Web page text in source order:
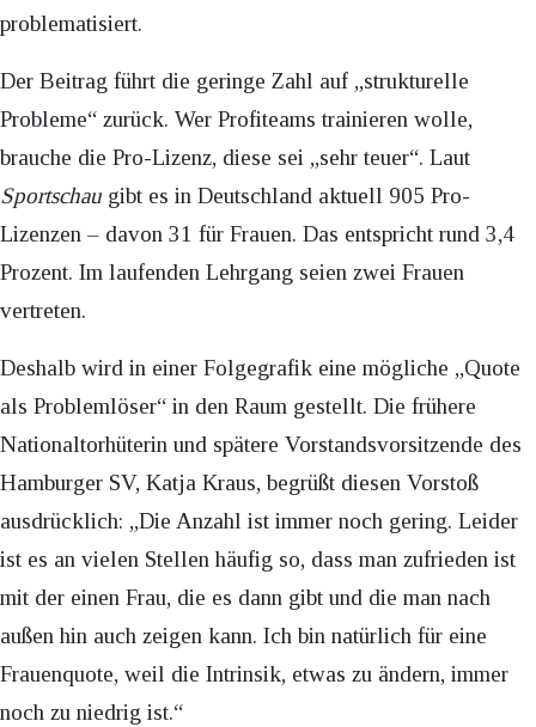
problematisiert.
Der Beitrag führt die geringe Zahl auf „strukturelle
Probleme“ zurück. Wer Profiteams trainieren wolle,
brauche die Pro-Lizenz, diese sei „sehr teuer“. Laut
Sportschaugibt es in Deutschland aktuell 905 Pro-
Lizenzen – davon 31 für Frauen. Das entspricht rund 3,4
Prozent. Im laufenden Lehrgang seien zwei Frauen
vertreten.
Deshalb wird in einer Folgegrafik eine mögliche „Quote
als Problemlöser“ in den Raum gestellt. Die frühere
Nationaltorhüterin und spätere Vorstandsvorsitzende des
Hamburger SV, Katja Kraus, begrüßt diesen Vorstoß
ausdrücklich: „Die Anzahl ist immer noch gering. Leider
ist es an vielen Stellen häufig so, dass man zufrieden ist
mit der einen Frau, die es dann gibt und die man nach
außen hin auch zeigen kann. Ich bin natürlich für eine
Frauenquote, weil die Intrinsik, etwas zu ändern, immer
noch zu niedrig ist.“